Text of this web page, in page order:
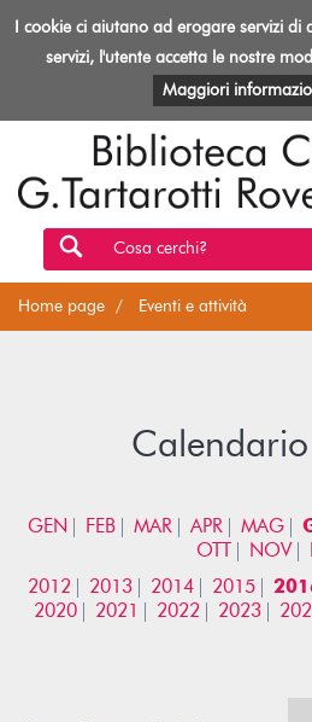
Biblioteca
Rovereto
EVENTI E ATTIVITÀ
Cosa cerchi?
Home page Eventi e attività
Calendario
GEN FEB MAR APR MAG
OTT
NOV
2012
2013 2014 2015
2020
2021 2022 2023
I cookie ci aiutano ad erogare servizi
servizi, l'utente accetta le nostre
Maggiori